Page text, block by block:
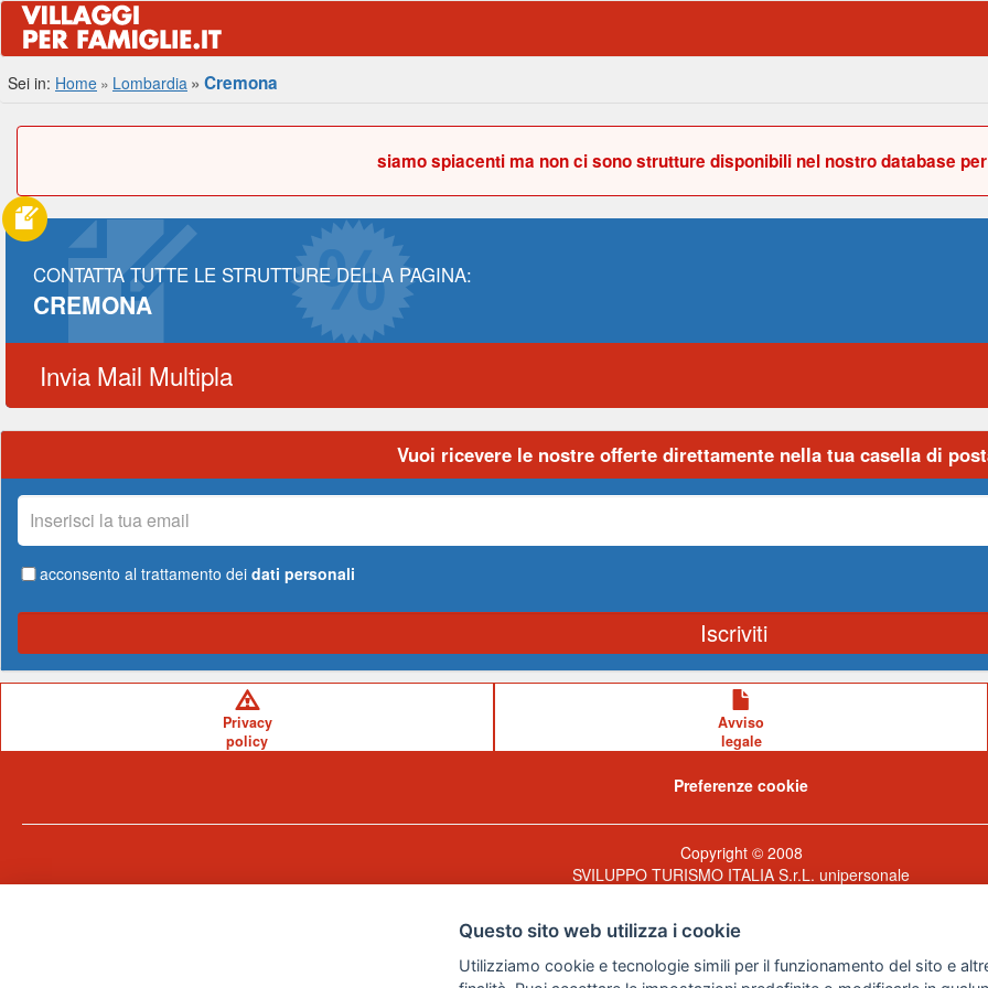
Sei in: Home Lombardia Cremona
siamo spiacenti ma non ci sono strutture disponibili nel nostro database
CONTATTA TUTTE LE STRUTTURE DELLA PAGINA:
CREMONA
Invia Mail Multipla
Vuoi ricevere le nostre offerte direttamente nella tua casella di
La
tua
email
acconsento al trattamento dei dati personali
Iscriviti
Privacy
policy
Avviso
legale
Preferenze cookie
Copyright © 2008
SVILUPPO TURISMO ITALIA S.r.L. unipersonale
63822 Porto San Giorgio (FM)
Questo sito web utilizza i cookie
Utilizziamo cookie e tecnologie simili per il funzionamento del sito e